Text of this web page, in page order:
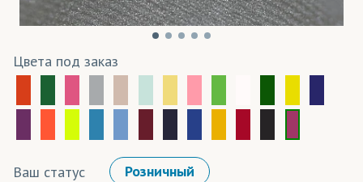
Цвета под заказ
Ваш статус
Розничный